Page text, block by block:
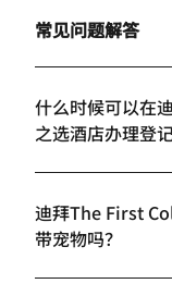
常见问题解答
什么时候可以在
之选酒店办理登
迪拜The First
带宠物吗？